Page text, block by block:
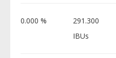
Посмотреть
0.000 %
291.300
IBUs